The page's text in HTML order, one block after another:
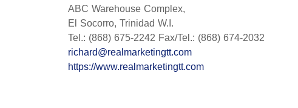
ABC Warehouse Complex,
El Socorro, Trinidad W.I.
Tel.: (868) 675-2242 Fax/Tel.: (868) 674-2032
richard@realmarketingtt.com
https://www.realmarketingtt.com